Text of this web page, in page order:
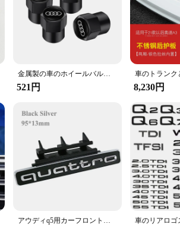
金属製の車のホイールバルブキャップ,アウディカバーs6,s5,b8,c6,b9,a1,a2,a3,a4,a5,a5,a6,a7,a8,q1用カバーq2、q3、q4、q5、q6、q7、q8、tt、4個
521円 8,230円
アウディq5用カーフロントグリルバッジ,3Dクロームブラックロゴ,クワトロエンブレム,ABSアクセサリー